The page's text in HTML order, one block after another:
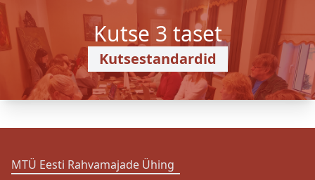
Kutse 3 taset
Kutsestandardid
MTÜ Eesti Rahvamajade Ühing